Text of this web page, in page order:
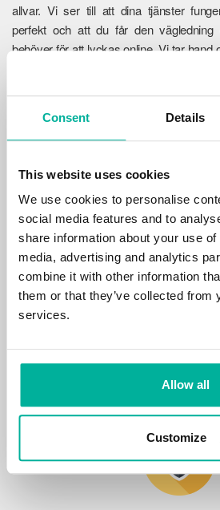
Consent Details
This website uses cookies
We use cookies to personalise
social media features and to
share information about your use
media, advertising and analytics
combine it with other information
them or that they’ve collected from
services.
Allow all
Customize
allvar. Vi ser till att dina tjänster
perfekt och att du får den vägledning
behöver för att lyckas online. Vi tar hand
99,99%
Vi skyddar din personliga data och
störningar i dina tjänster med de allra
verktyg marknaden har att erbjuda
hackerattacker, botnet och phising.
skalbarhet och stabilitet med 99,9%